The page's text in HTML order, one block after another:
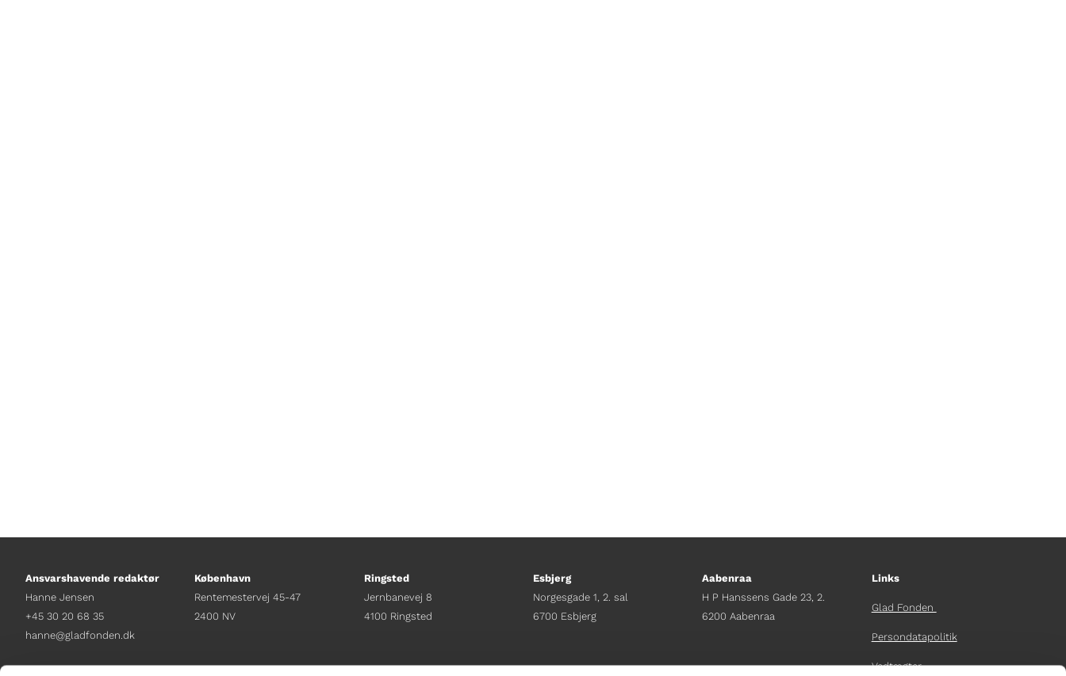
Ansvarshavende redaktør
Hanne Jensen
+45 30 20 68 35
hanne@gladfonden.dk
København
Rentemestervej 45-47
2400 NV
Ringsted
Jernbanevej 8
4100 Ringsted
Esbjerg
Norgesgade 1, 2. sal
6700 Esbjerg
Aabenraa
H P Hanssens Gade 23, 2.
6200 Aabenraa
Links
Glad Fonden
Persondatapolitik
Vedtægter